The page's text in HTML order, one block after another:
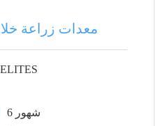
معدات زراعة
6 شهور